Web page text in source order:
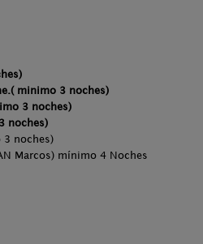
minimo 3 noches)
3 noches)
noches)
noches)
Marcos) mínimo 4 Noches